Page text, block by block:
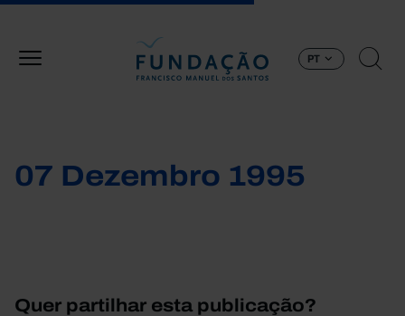
PT
07 Dezembro 1995
Quer partilhar esta publicação?